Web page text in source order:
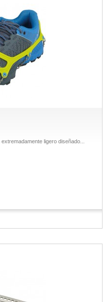
ligero diseñado...